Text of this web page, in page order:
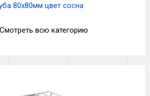
80х80мм цвет сосна
Смотреть всю категорию